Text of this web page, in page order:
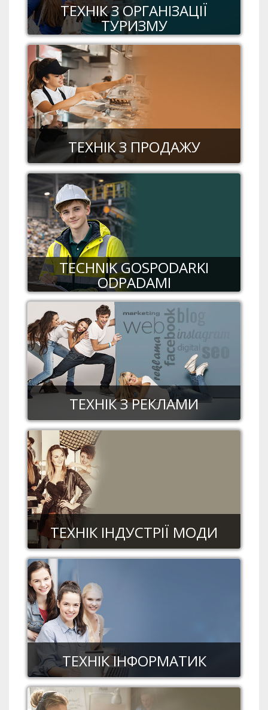
ТЕХНІК З ОРГАНІЗАЦІЇ
ТУРИЗМУ
ТЕХНІК З ПРОДАЖУ
TECHNIK GOSPODARKI
ODPADAMI
ТЕХНІК З РЕКЛАМИ
ТЕХНІК ІНДУСТРІЇ МОДИ
ТЕХНІК ІНФОРМАТИК